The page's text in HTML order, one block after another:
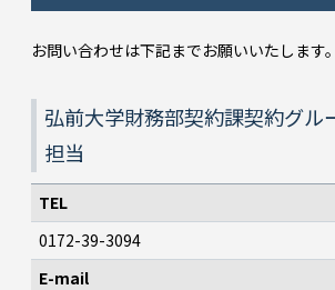
お問い合わせは下記までお願いいたします。
弘前大学財務部契約課契約グ
担当
TEL
0172-39-3094
E-mail